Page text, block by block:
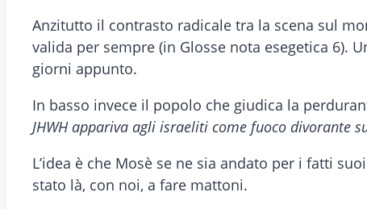
Anzitutto il contrasto radicale tra la scena sul
valida per sempre (in Glosse nota esegetica 6).
giorni appunto.
In basso invece il popolo che giudica la
JHWH appariva agli israeliti come fuoco divorante
L’idea è che Mosè se ne sia andato per i fatti
stato là, con noi, a fare mattoni.